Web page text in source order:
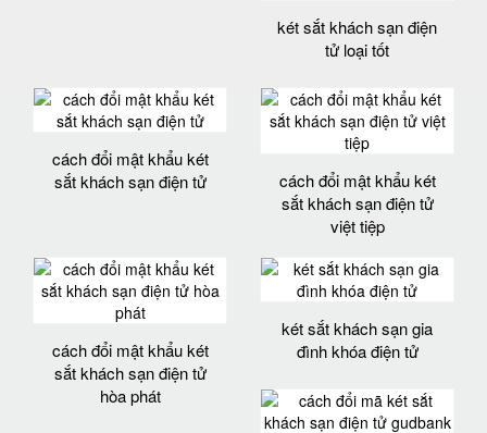
két sắt khách sạn điện
tử loại tốt
cách đổi mật khẩu két
sắt khách sạn điện tử
cách đổi mật khẩu két
sắt khách sạn điện tử
việt tiệp
cách đổi mật khẩu két
sắt khách sạn điện tử
hòa phát
két sắt khách sạn gia
đình khóa điện tử